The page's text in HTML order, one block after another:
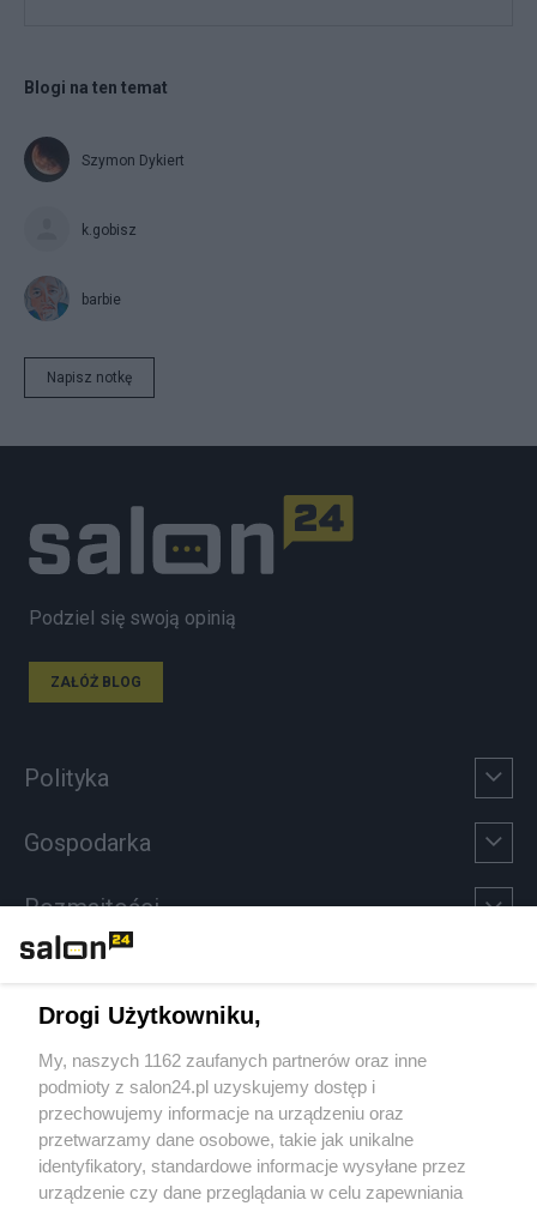
Blogi na ten temat
Szymon Dykiert
k.gobisz
barbie
Napisz notkę
Podziel się swoją opinią
ZAŁÓŻ BLOG
Polityka
Gospodarka
Rozmaitości
Sport
Społeczeństwo
Kultura
Drogi Użytkowniku,
My, naszych 1162 zaufanych partnerów oraz inne
podmioty z salon24.pl uzyskujemy dostęp i
przechowujemy informacje na urządzeniu oraz
przetwarzamy dane osobowe, takie jak unikalne
identyfikatory, standardowe informacje wysyłane przez
urządzenie czy dane przeglądania w celu zapewniania